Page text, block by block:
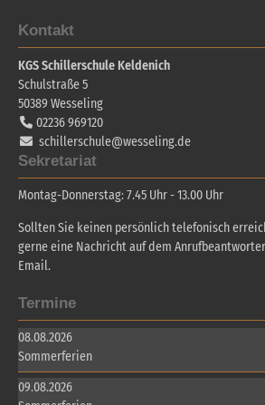
Kontakt
KGS Schillerschule Keldenich
Schulstraße 5
50389 Wesseling
02236 969120
schillerschule@wesseling.de
Sekretariat
Montag-Donnerstag: 7.45 Uhr - 13.00 Uhr
Sollten Sie keinen persönlich telefonisch
gerne eine Nachricht auf dem
Email.
Termine
08.08.2026
Sommerferien
09.08.2026